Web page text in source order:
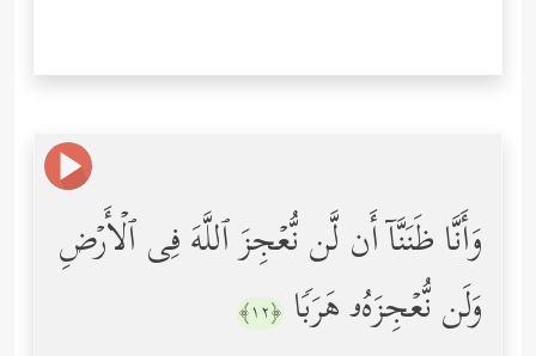
وَأَنَّا ظَنَنَّاۤ أَن لَّن نُّعۡجِزَ ٱللَّهَ فِی ٱلۡأَرۡضِ
وَلَن نُّعۡجِزَهُۥ هَرَبࣰا ﴿١٢﴾